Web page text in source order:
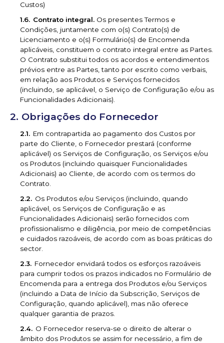
Custos)
Contrato integral. Os presentes Termos e
Condições, juntamente com o(s) Contrato(s) de
Licenciamento e o(s) Formulário(s) de Encomenda
aplicáveis, constituem o contrato integral entre as Partes.
O Contrato substitui todos os acordos e entendimentos
prévios entre as Partes, tanto por escrito como verbais,
em relação aos Produtos e Serviços fornecidos
(incluindo, se aplicável, o Serviço de Configuração e/ou as
Funcionalidades Adicionais).
Obrigações do Fornecedor
Em contrapartida ao pagamento dos Custos por
parte do Cliente, o Fornecedor prestará (conforme
aplicável) os Serviços de Configuração, os Serviços e/ou
os Produtos (incluindo quaisquer Funcionalidades
Adicionais) ao Cliente, de acordo com os termos do
Contrato.
Os Produtos e/ou Serviços (incluindo, quando
aplicável, os Serviços de Configuração e as
Funcionalidades Adicionais) serão fornecidos com
profissionalismo e diligência, por meio de competências
e cuidados razoáveis, de acordo com as boas práticas do
sector.
Fornecedor envidará todos os esforços razoáveis
para cumprir todos os prazos indicados no Formulário de
Encomenda para a entrega dos Produtos e/ou Serviços
(incluindo a Data de Início da Subscrição, Serviços de
Configuração, quando aplicável), mas não oferece
qualquer garantia de prazos.
O Fornecedor reserva-se o direito de alterar o
âmbito dos Produtos se assim for necessário, a fim de